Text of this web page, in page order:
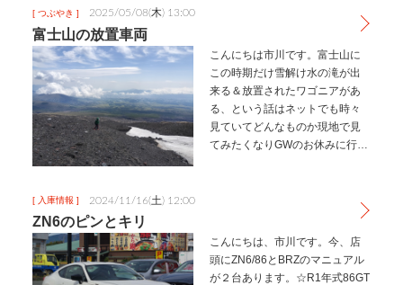
見つけまし…
[ つぶやき ] 2025/05/08(木) 13:00
富士山の放置車両
こんにちは市川です。富士山に
この時期だけ雪解け水の滝が出
来る＆放置されたワゴニアがあ
る、という話はネットでも時々
見ていてどんなものか現地で見
てみたくなりGWのお休みに行っ
[ 入庫情報 ] 2024/11/16(土) 12:00
ZN6のピンとキリ
こんにちは、市川です。今、店
頭にZN6/86とBRZのマニュアル
が２台あります。☆R1年式86GT